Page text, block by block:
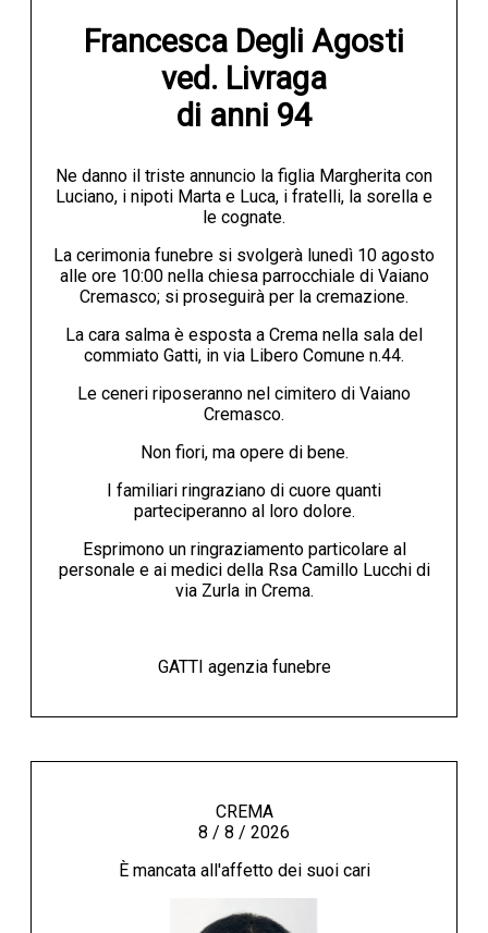
Francesca Degli Agosti
ved. Livraga
di anni 94
Ne danno il triste annuncio la figlia Margherita con
Luciano, i nipoti Marta e Luca, i fratelli, la sorella e
le cognate.
La cerimonia funebre si svolgerà lunedì 10 agosto
alle ore 10:00 nella chiesa parrocchiale di Vaiano
Cremasco; si proseguirà per la cremazione.
La cara salma è esposta a Crema nella sala del
commiato Gatti, in via Libero Comune n.44.
Le ceneri riposeranno nel cimitero di Vaiano
Cremasco.
Non fiori, ma opere di bene.
I familiari ringraziano di cuore quanti
parteciperanno al loro dolore.
Esprimono un ringraziamento particolare al
personale e ai medici della Rsa Camillo Lucchi di
via Zurla in Crema.
GATTI agenzia funebre
CREMA
8 / 8 / 2026
È mancata all'affetto dei suoi cari